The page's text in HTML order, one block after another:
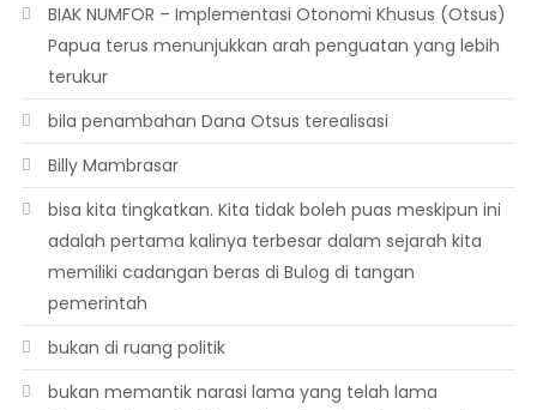
BIAK NUMFOR – Implementasi Otonomi Khusus (Otsus)
Papua terus menunjukkan arah penguatan yang lebih
terukur
bila penambahan Dana Otsus terealisasi
Billy Mambrasar
bisa kita tingkatkan. Kita tidak boleh puas meskipun ini
adalah pertama kalinya terbesar dalam sejarah kita
memiliki cadangan beras di Bulog di tangan
pemerintah
bukan di ruang politik
bukan memantik narasi lama yang telah lama